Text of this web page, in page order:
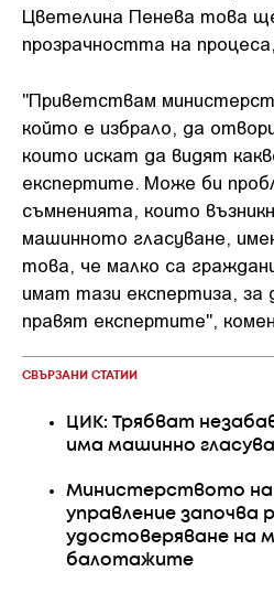
Цветелина Пенева това
прозрачността на
"Приветствам
който е избрало, да
които искат да видят
експертите. Може би
съмненията, които
машинното гласуване,
това, че малко са
имат тази експертиза, за
правят експертите",
СВЪРЗАНИ СТАТИИ
ЦИК: Трябват
има машинно
Министерството
управление започва
удостоверяване на
балотажите